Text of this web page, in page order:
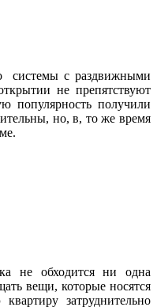
системы с раздвижными
не препятствуют
популярность получили
но, в, то же время
не обходится ни одна
вещи, которые носятся
затруднительно